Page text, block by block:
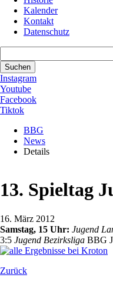
Kalender
Kontakt
Datenschutz
Suchen
Instagram
Youtube
Facebook
Tiktok
BBG
News
Details
13. Spieltag
16. März 2012
Samstag, 15 Uhr: Jugend
3:5 Jugend Bezirksliga BBG
Zurück